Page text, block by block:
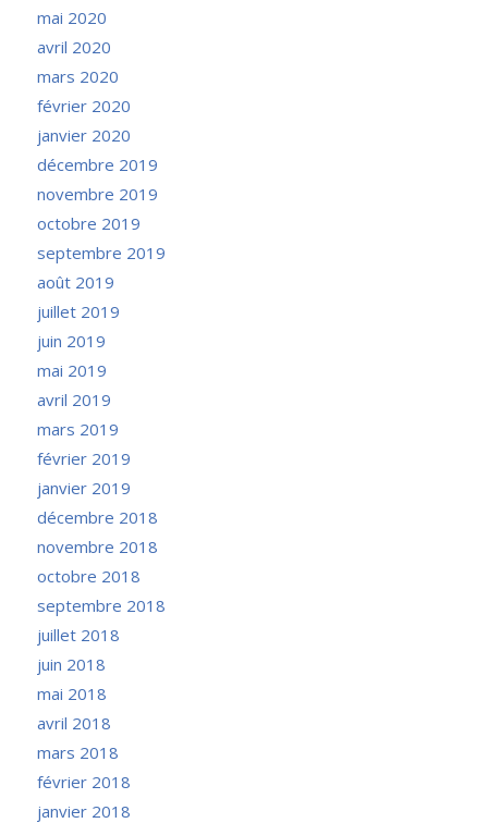
mai 2020
avril 2020
mars 2020
février 2020
janvier 2020
décembre 2019
novembre 2019
octobre 2019
septembre 2019
août 2019
juillet 2019
juin 2019
mai 2019
avril 2019
mars 2019
février 2019
janvier 2019
décembre 2018
novembre 2018
octobre 2018
septembre 2018
juillet 2018
juin 2018
mai 2018
avril 2018
mars 2018
février 2018
janvier 2018